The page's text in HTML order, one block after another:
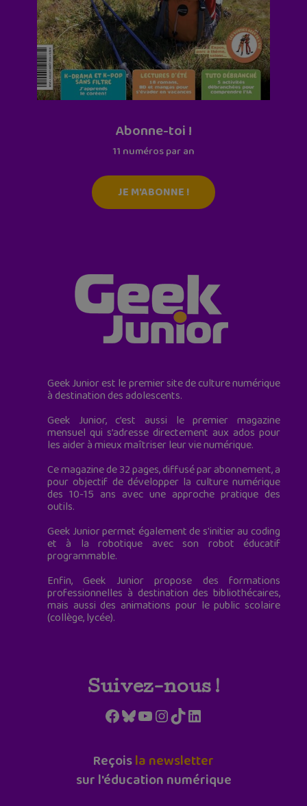
Abonne-toi !
11 numéros par an
JE M'ABONNE !
Geek Junior est le premier site de culture numérique
à destination des adolescents.
Geek Junior, c’est aussi le premier magazine
mensuel qui s’adresse directement aux ados pour
les aider à mieux maîtriser leur vie numérique.
Ce magazine de 32 pages, diffusé par abonnement, a
pour objectif de développer la culture numérique
des 10-15 ans avec une approche pratique des
outils.
Geek Junior permet également de s'initier au coding
et à la robotique avec son robot éducatif
programmable.
Enfin, Geek Junior propose des formations
professionnelles à destination des bibliothécaires,
mais aussi des animations pour le public scolaire
(collège, lycée).
Suivez-nous !
Facebook
Bluesky
YouTube
Instagram
TikTokLinkedIn
Reçoisla newsletter
sur l'éducation numérique